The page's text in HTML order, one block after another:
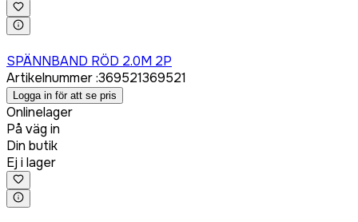
SPÄNNBAND RÖD 2.0M 2P
Artikelnummer:369521369521
Logga in för att se pris
Onlinelager
På väg in
Din butik
Ej i lager